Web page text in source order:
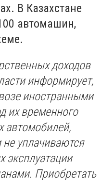
В Казахстане
автомашин,
доходов
информирует,
иностранными
их временного
автомобилей,
уплачиваются
эксплуатации
Приобретать